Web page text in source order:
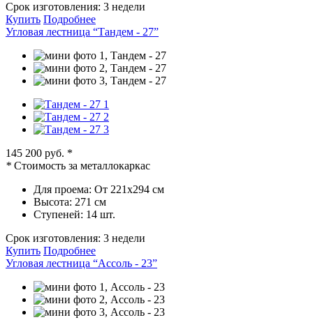
Срок изготовления: 3 недели
Купить Подробнее
Угловая лестница “Тандем - 27”
145 200 руб. *
* Стоимость за металлокаркас
Для проема: От 221х294 см
Высота: 271 см
Ступеней: 14 шт.
Срок изготовления: 3 недели
Купить Подробнее
Угловая лестница “Ассоль - 23”